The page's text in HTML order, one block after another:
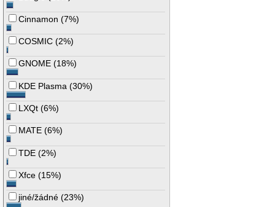
Cinnamon (7%)
COSMIC (2%)
GNOME (18%)
KDE Plasma (30%)
LXQt (6%)
MATE (6%)
TDE (2%)
Xfce (15%)
jiné/žádné (23%)